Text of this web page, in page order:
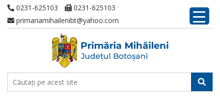
0231-625103
0231-625103
primariamihailenibt@yahoo.com